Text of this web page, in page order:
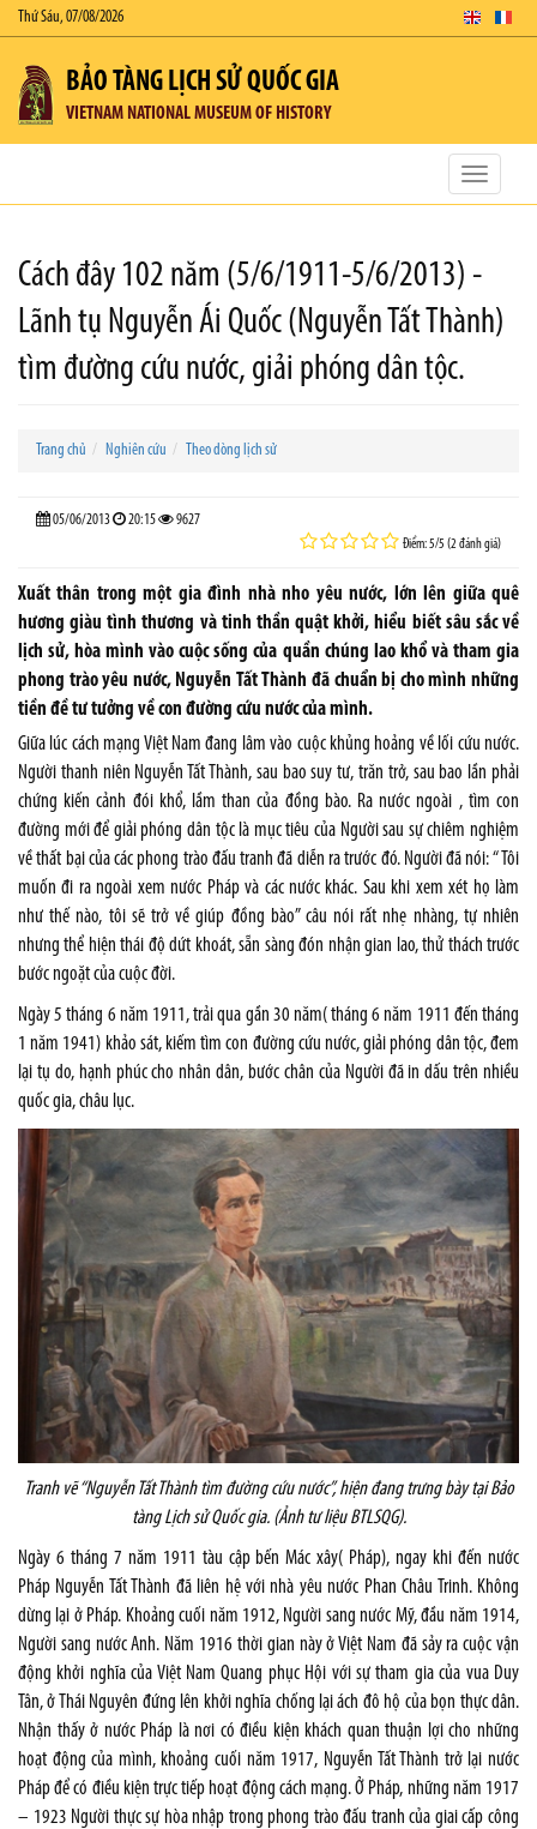
Thứ Sáu, 07/08/2026
BẢO TÀNG LỊCH SỬ QUỐC GIA
VIETNAM NATIONAL MUSEUM OF HISTORY
Toggle
Cách đây 102 năm (5/6/1911-5/6/2013) -
Lãnh tụ Nguyễn Ái Quốc (Nguyễn Tất Thành)
tìm đường cứu nước, giải phóng dân tộc.
Trang chủ Nghiên cứu Theo dòng lịch sử
05/06/2013 20:15 9627
Điểm: 5/5 (2 đánh giá)
Xuất thân trong một gia đình nhà nho yêu nước, lớn lên giữa quê
hương giàu tình thương và tinh thần quật khởi, hiểu biết sâu sắc về
lịch sử, hòa mình vào cuộc sống của quần chúng lao khổ và tham gia
phong trào yêu nước, Nguyễn Tất Thành đã chuẩn bị cho mình những
tiền đề tư tưởng về con đường cứu nước của mình.
Giữa lúc cách mạng Việt Nam đang lâm vào cuộc khủng hoảng về lối cứu nước.
Người thanh niên Nguyễn Tất Thành, sau bao suy tư, trăn trở, sau bao lần phải
chứng kiến cảnh đói khổ, lầm than của đồng bào. Ra nước ngoài , tìm con
đường mới để giải phóng dân tộc là mục tiêu của Người sau sự chiêm nghiệm
về thất bại của các phong trào đấu tranh đã diễn ra trước đó. Người đã nói: “ Tôi
muốn đi ra ngoài xem nước Pháp và các nước khác. Sau khi xem xét họ làm
như thế nào, tôi sẽ trở về giúp đồng bào” câu nói rất nhẹ nhàng, tự nhiên
nhưng thể hiện thái độ dứt khoát, sẵn sàng đón nhận gian lao, thử thách trước
bước ngoặt của cuộc đời.
Ngày 5 tháng 6 năm 1911, trải qua gần 30 năm( tháng 6 năm 1911 đến tháng
1 năm 1941) khảo sát, kiếm tìm con đường cứu nước, giải phóng dân tộc, đem
lại tụ do, hạnh phúc cho nhân dân, bước chân của Người đã in dấu trên nhiều
quốc gia, châu lục.
Tranh vẽ “Nguyễn Tất Thành tìm đường cứu nước”, hiện đang trưng bày tại Bảo
tàng Lịch sử Quốc gia. (Ảnh tư liệu BTLSQG).
Ngày 6 tháng 7 năm 1911 tàu cập bến Mác xây( Pháp), ngay khi đến nước
Pháp Nguyễn Tất Thành đã liên hệ với nhà yêu nước Phan Châu Trinh. Không
dừng lại ở Pháp. Khoảng cuối năm 1912, Người sang nước Mỹ, đầu năm 1914,
Người sang nước Anh. Năm 1916 thời gian này ở Việt Nam đã sảy ra cuộc vận
động khởi nghĩa của Việt Nam Quang phục Hội với sự tham gia của vua Duy
Tân, ở Thái Nguyên đứng lên khởi nghĩa chống lại ách đô hộ của bọn thực dân.
Nhận thấy ở nước Pháp là nơi có điều kiện khách quan thuận lợi cho những
hoạt động của mình, khoảng cuối năm 1917, Nguyễn Tất Thành trở lại nước
Pháp để có điều kiện trực tiếp hoạt động cách mạng. Ở Pháp, những năm 1917
– 1923 Người thực sự hòa nhập trong phong trào đấu tranh của giai cấp công